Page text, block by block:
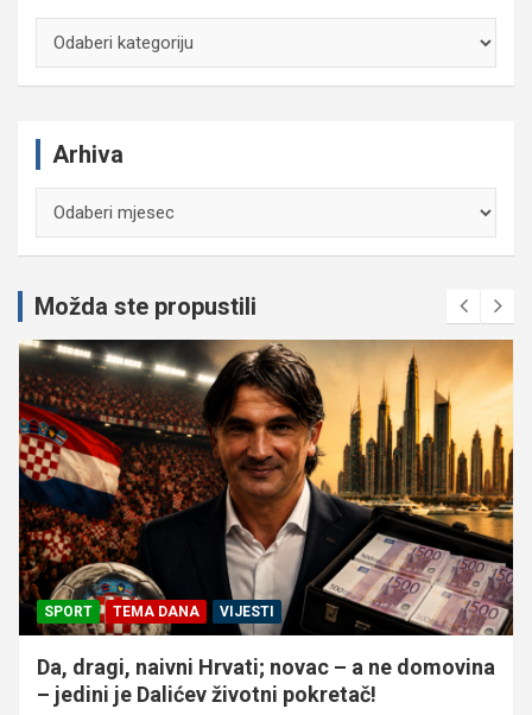
Arhiva
Možda ste propustili
SPORT TEMA DANA VIJESTI
Da, dragi, naivni Hrvati; novac – a ne domovina
– jedini je Dalićev životni pokretač!